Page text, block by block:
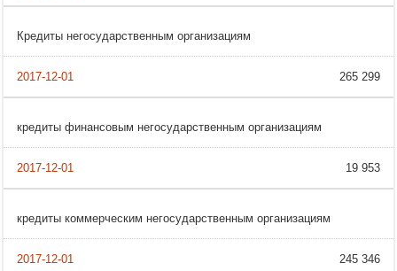
Кредиты негосударственным организациям
265 299
кредиты финансовым негосударственным организациям
19 953
кредиты коммерческим негосударственным организациям
245 346